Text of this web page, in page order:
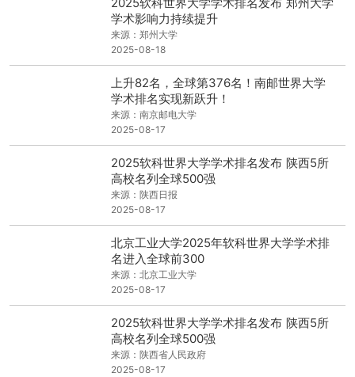
学术影响力持续提升
来源：郑州大学
2025-08-18
上升82名，全球第376名！南邮世界大学
学术排名实现新跃升！
来源：南京邮电大学
2025-08-17
2025软科世界大学学术排名发布 陕西5所
高校名列全球500强
来源：陕西日报
2025-08-17
北京工业大学2025年软科世界大学学术排
名进入全球前300
来源：北京工业大学
2025-08-17
2025软科世界大学学术排名发布 陕西5所
高校名列全球500强
来源：陕西省人民政府
2025-08-17